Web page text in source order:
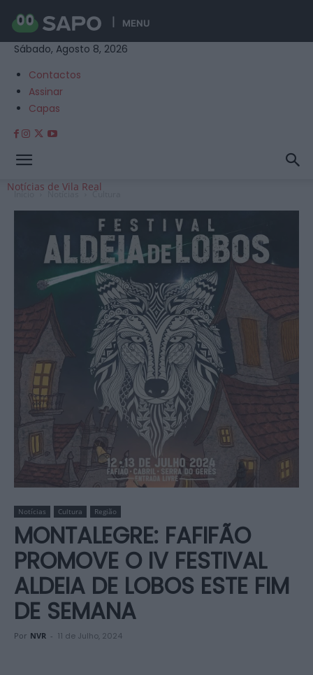
MENU
Sábado, Agosto 8, 2026
Contactos
Assinar
Capas
Notícias de Vila Real
Início Notícias Cultura
Notícias Cultura Região
MONTALEGRE: FAFIFÃO
PROMOVE O IV FESTIVAL
ALDEIA DE LOBOS ESTE FIM
DE SEMANA
Por NVR - 11 de Julho, 2024